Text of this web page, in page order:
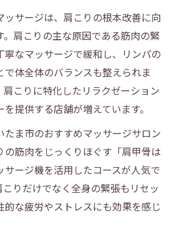
ッサージは、肩こりの根本改善に向
。肩こりの主な原因である筋肉の緊
寧なマッサージで緩和し、リンパの
で体全体のバランスも整えられま
肩こりに特化したリラクゼーション
提供する店舗が増えています。
たま市のおすすめマッサージサロン
の筋肉をじっくりほぐす「肩甲骨は
ージ機を活用したコースが人気で
りだけでなく全身の緊張もリセッ
的な疲労やストレスにも効果を感じ